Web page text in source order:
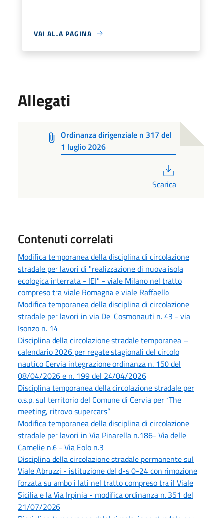
VAI ALLA PAGINA
Allegati
Ordinanza dirigenziale n 317 del
1 luglio 2026
Scarica
Contenuti correlati
Modifica temporanea della disciplina di circolazione
stradale per lavori di "realizzazione di nuova isola
ecologica interrata - IEI" - viale Milano nel tratto
compreso tra viale Romagna e viale Raffaello
Modifica temporanea della disciplina di circolazione
stradale per lavori in via Dei Cosmonauti n. 43 - via
Isonzo n. 14
Disciplina della circolazione stradale temporanea –
calendario 2026 per regate stagionali del circolo
nautico Cervia integrazione ordinanza n. 150 del
08/04/2026 e n. 199 del 24/04/2026
Disciplina temporanea della circolazione stradale per
o.s.p. sul territorio del Comune di Cervia per “The
meeting, ritrovo supercars”
Modifica temporanea della disciplina di circolazione
stradale per lavori in Via Pinarella n.186- Via delle
Camelie n.6 - Via Eolo n.3
Disciplina della circolazione stradale permanente sul
Viale Abruzzi - istituzione del d-s 0-24 con rimozione
forzata su ambo i lati nel tratto compreso tra il Viale
Sicilia e la Via Irpinia - modifica ordinanza n. 351 del
21/07/2026